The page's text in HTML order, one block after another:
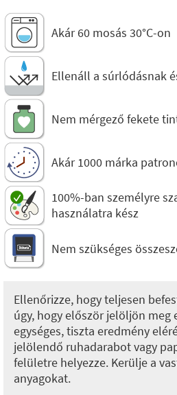
Akár 60 mosás 30°C-on
Ellenáll a súrlódásnak
Nem mérgező fekete
Akár 1000 márka
100%-ban személyre
használatra kész
Nem szükséges
Ellenőrizze, hogy teljesen
úgy, hogy először jelöljön meg
egységes, tiszta eredmény
jelölendő ruhadarabot vagy
felületre helyezze. Kerülje a
anyagokat.